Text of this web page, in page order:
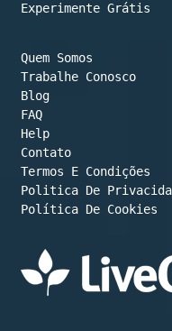
Experimente Grátis
Quem Somos
Trabalhe Conosco
Blog
FAQ
Help
Contato
Termos E Condições
Política De Cookies